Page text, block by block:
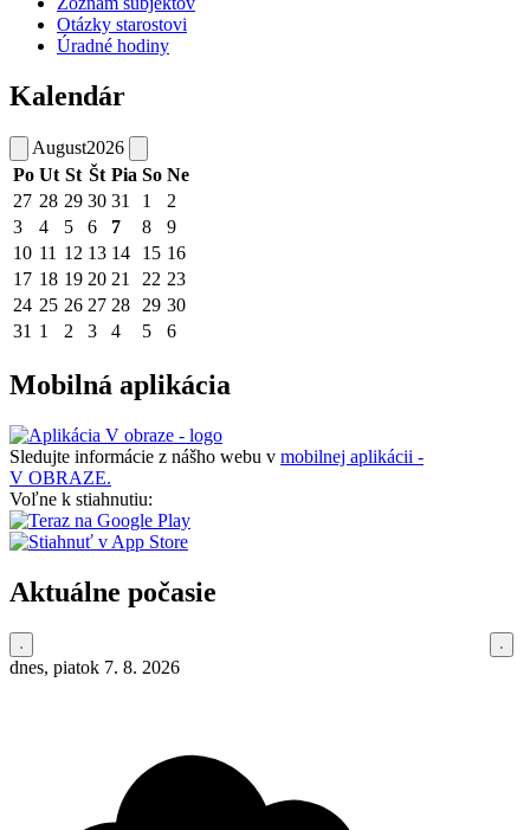
Otázky starostovi
Úradné hodiny
Kalendár
August2026
Po Ut St Št Pia So Ne
27 28 29 30 31 1
2
3
4 5 6 7 8
9
10 11 12 13 14 15 16
17 18 19 20 21 22 23
24 25 26 27 28 29 30
31 1 2 3 4 5 6
Mobilná aplikácia
Sledujte informácie z nášho webu v mobilnej aplikácii -
V OBRAZE.
Voľne k stiahnutiu:
Aktuálne počasie
dnes, piatok 7. 8. 2026